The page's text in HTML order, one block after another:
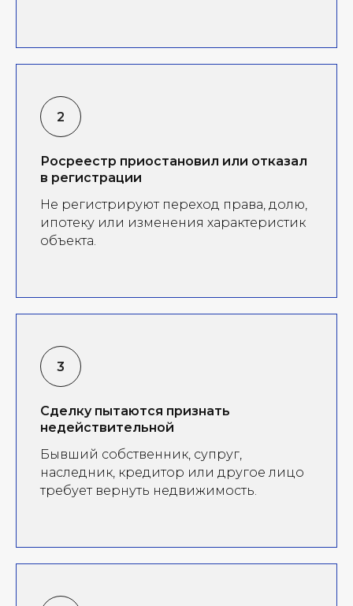
Росреестр приостановил или отказал
в регистрации
Не регистрируют переход права, долю,
ипотеку или изменения характеристик
объекта.
Сделку пытаются признать
недействительной
Бывший собственник, супруг,
наследник, кредитор или другое лицо
требует вернуть недвижимость.